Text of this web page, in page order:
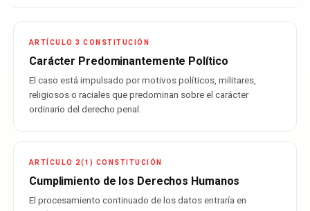
ARTÍCULO 3 CONSTITUCIÓN
Carácter Predominantemente Político
El caso está impulsado por motivos políticos, militares,
religiosos o raciales que predominan sobre el carácter
ordinario del derecho penal.
ARTÍCULO 2(1) CONSTITUCIÓN
Cumplimiento de los Derechos Humanos
El procesamiento continuado de los datos entraría en